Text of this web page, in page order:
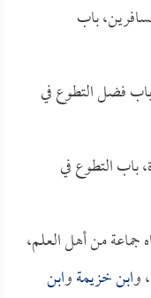
باب
فضل التطوع في
باب التطوع في
جماعة من أهل العلم،
وابن خزيمةوابن